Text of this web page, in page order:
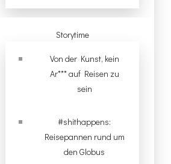
Storytime
Von der Kunst, kein
Ar*** auf Reisen zu
sein
#shithappens:
Reisepannen rund um
den Globus